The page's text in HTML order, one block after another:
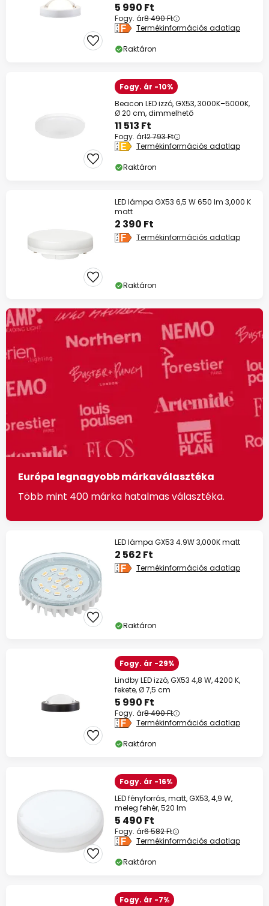
5 990 Ft
Fogy. ár8 490 Ft
Termékinformációs adatlap
Raktáron
Fogy. ár -10%
Beacon LED izzó, GX53, 3000K–5000K,
Ø 20 cm, dimmelhető
11 513 Ft
Fogy. ár12 793 Ft
Termékinformációs adatlap
Raktáron
LED lámpa GX53 6,5 W 650 lm 3,000 K
matt
2 390 Ft
Termékinformációs adatlap
Raktáron
Európa legnagyobb márkaválasztéka
Több mint 400 márka hatalmas választéka.
LED lámpa GX53 4.9W 3,000K matt
2 562 Ft
Termékinformációs adatlap
Raktáron
Fogy. ár -29%
Lindby LED izzó, GX53 4,8 W, 4200 K,
fekete, Ø 7,5 cm
5 990 Ft
Fogy. ár8 490 Ft
Termékinformációs adatlap
Raktáron
Fogy. ár -16%
LED fényforrás, matt, GX53, 4,9 W,
meleg fehér, 520 lm
5 490 Ft
Fogy. ár6 582 Ft
Termékinformációs adatlap
Raktáron
Fogy. ár -7%